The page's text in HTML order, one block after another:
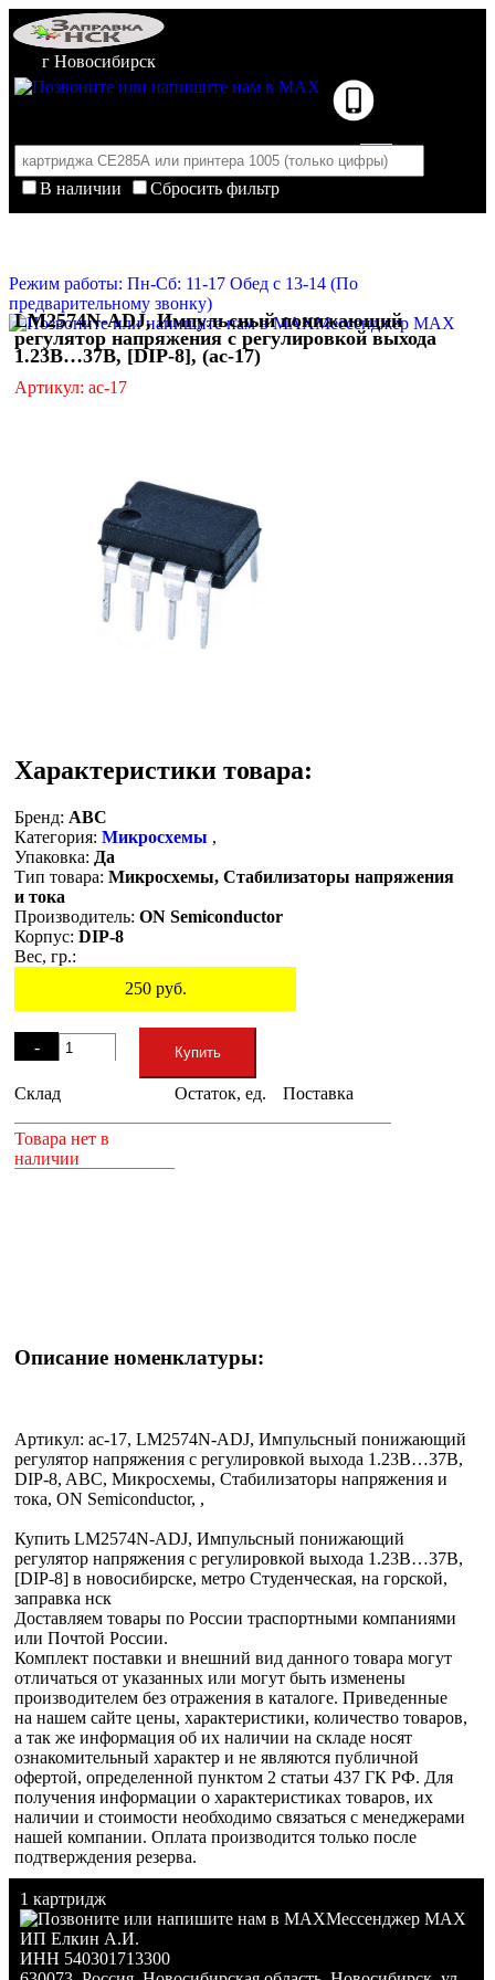
г Новосибирск
В наличии
Сбросить фильтр
Корзина пуста
Режим работы: Пн-Сб: 11-17 Обед с 13-14 (По
предварительному звонку)
Мессенджер MAX
LM2574N-ADJ, Импульсный понижающий
регулятор напряжения с регулировкой выхода
1.23В…37В, [DIP-8], (ac-17)
Артикул: ac-17
Характеристики товара:
Бренд: ABC
Категория: Микросхемы ,
Упаковка: Да
Тип товара: Микросхемы, Стабилизаторы напряжения
и тока
Производитель: ON Semiconductor
Корпус: DIP-8
Вес, гр.:
250руб.
-
+
Купить
Склад Остаток, ед. Поставка
Товара нет в
наличии
Описание номенклатуры:
Артикул: ac-17, LM2574N-ADJ, Импульсный понижающий
регулятор напряжения с регулировкой выхода 1.23В…37В,
DIP-8, ABC, Микросхемы, Стабилизаторы напряжения и
тока, ON Semiconductor, ,
Купить LM2574N-ADJ, Импульсный понижающий
регулятор напряжения с регулировкой выхода 1.23В…37В,
[DIP-8] в новосибирске, метро Студенческая, на горской,
заправка нск
Доставляем товары по России траспортными компаниями
или Почтой России.
Комплект поставки и внешний вид данного товара могут
отличаться от указанных или могут быть изменены
производителем без отражения в каталоге. Приведенные
на нашем сайте цены, характеристики, количество товаров,
а так же информация об их наличии на складе носят
ознакомительный характер и не являются публичной
офертой, определенной пунктом 2 статьи 437 ГК РФ. Для
получения информации о характеристиках товаров, их
наличии и стоимости необходимо связаться с менеджерами
нашей компании. Оплата производится только после
подтверждения резерва.
1 картридж
Мессенджер MAX
ИП Елкин А.И.
ИНН 540301713300